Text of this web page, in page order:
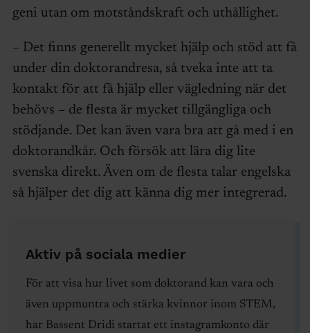
geni utan om motståndskraft och uthållighet.
– Det finns generellt mycket hjälp och stöd att få
under din doktorandresa, så tveka inte att ta
kontakt för att få hjälp eller vägledning när det
behövs – de flesta är mycket tillgängliga och
stödjande. Det kan även vara bra att gå med i en
doktorandkår. Och försök att lära dig lite
svenska direkt. Även om de flesta talar engelska
så hjälper det dig att känna dig mer integrerad.
Aktiv på sociala medier
För att visa hur livet som doktorand kan vara och
även uppmuntra och stärka kvinnor inom STEM,
har Bassent Dridi startat ett instagramkonto där